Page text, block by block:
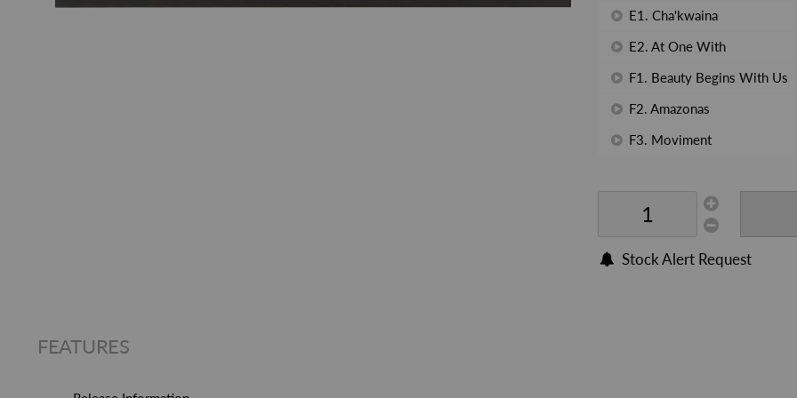
E1. Cha'kwaina
E2. At One With
F1. Beauty Begins With Us
F2. Amazonas
F3. Moviment
Stock Alert Request
FEATURES